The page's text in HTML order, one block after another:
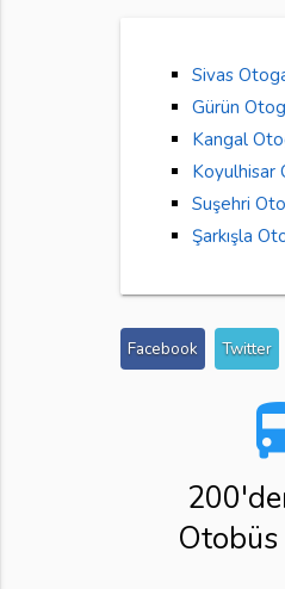
Sivas
Gürün
Kangal
Koyulhisar
Suşehri
Şarkışla
Facebook Twitter
Otobüs